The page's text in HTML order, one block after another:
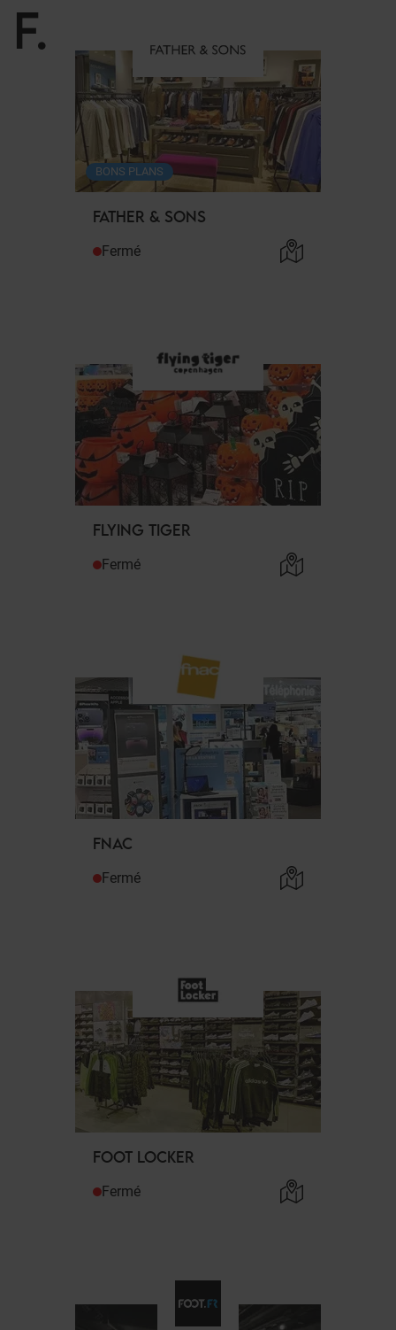
F.
FATHER & SONS
BONS PLANS
Fermé
FLYING TIGER
Fermé
FNAC
Fermé
FOOT LOCKER
Fermé